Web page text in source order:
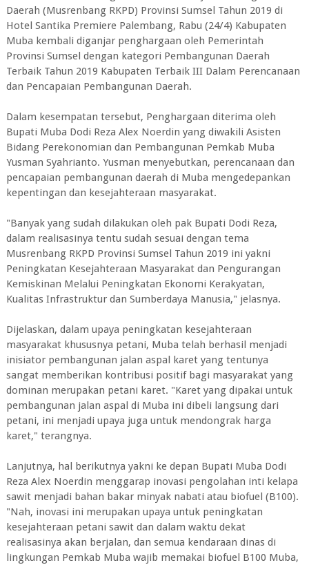
Daerah (Musrenbang RKPD) Provinsi Sumsel Tahun 2019 di
Hotel Santika Premiere Palembang, Rabu (24/4) Kabupaten
Muba kembali diganjar penghargaan oleh Pemerintah
Provinsi Sumsel dengan kategori Pembangunan Daerah
Terbaik Tahun 2019 Kabupaten Terbaik III Dalam Perencanaan
dan Pencapaian Pembangunan Daerah.
Dalam kesempatan tersebut, Penghargaan diterima oleh
Bupati Muba Dodi Reza Alex Noerdin yang diwakili Asisten
Bidang Perekonomian dan Pembangunan Pemkab Muba
Yusman Syahrianto. Yusman menyebutkan, perencanaan dan
pencapaian pembangunan daerah di Muba mengedepankan
kepentingan dan kesejahteraan masyarakat.
"Banyak yang sudah dilakukan oleh pak Bupati Dodi Reza,
dalam realisasinya tentu sudah sesuai dengan tema
Musrenbang RKPD Provinsi Sumsel Tahun 2019 ini yakni
Peningkatan Kesejahteraan Masyarakat dan Pengurangan
Kemiskinan Melalui Peningkatan Ekonomi Kerakyatan,
Kualitas Infrastruktur dan Sumberdaya Manusia," jelasnya.
Dijelaskan, dalam upaya peningkatan kesejahteraan
masyarakat khususnya petani, Muba telah berhasil menjadi
inisiator pembangunan jalan aspal karet yang tentunya
sangat memberikan kontribusi positif bagi masyarakat yang
dominan merupakan petani karet. "Karet yang dipakai untuk
pembangunan jalan aspal di Muba ini dibeli langsung dari
petani, ini menjadi upaya juga untuk mendongrak harga
karet," terangnya.
Lanjutnya, hal berikutnya yakni ke depan Bupati Muba Dodi
Reza Alex Noerdin menggarap inovasi pengolahan inti kelapa
sawit menjadi bahan bakar minyak nabati atau biofuel (B100).
"Nah, inovasi ini merupakan upaya untuk peningkatan
kesejahteraan petani sawit dan dalam waktu dekat
realisasinya akan berjalan, dan semua kendaraan dinas di
lingkungan Pemkab Muba wajib memakai biofuel B100 Muba,